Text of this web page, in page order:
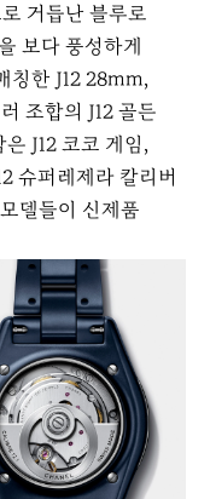
거듭난 블루로
보다 풍성하게
칭한 J12 28mm,
조합의 J12 골든
J12 코코 게임,
슈퍼레제라 칼리버
델들이 신제품